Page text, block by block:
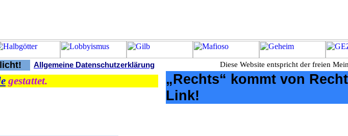
Allgemeine Datenschutzerklärung Diese Website entspricht der freien
gestattet.
„Rechts“ kommt von
Link!